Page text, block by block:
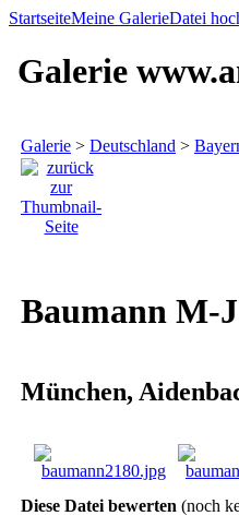
StartseiteMeine GalerieDatei
Galerie
Galerie > Deutschland >
Baumann M-
München,
Diese Datei bewerten (noch